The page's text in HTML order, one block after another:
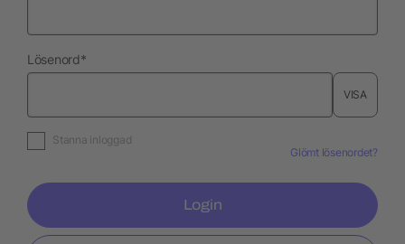
Lösenordnödvändig
*
VISA
Stanna inloggad
Glömt lösenordet?
Login